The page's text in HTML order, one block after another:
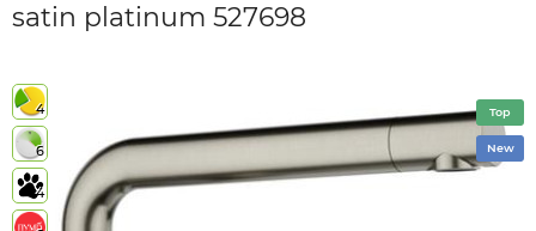
satin platinum 527698
4
6
4
Top
New